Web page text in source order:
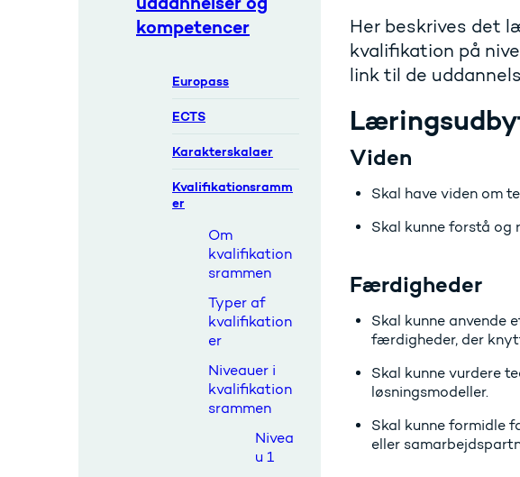
kompetencer
Europass
ECTS
Karakterskalaer
Kvalifikationsramm
er
Om
kvalifikation
srammen
Typer af
kvalifikation
er
Niveauer i
kvalifikation
srammen
Nivea
u 1
Her beskrives det
kvalifikation på
link til de
Viden
Skal have viden om
Skal kunne forstå og
Færdigheder
Skal kunne anvende
færdigheder, der
Skal kunne vurdere
løsningsmodeller.
Skal kunne formidle
eller